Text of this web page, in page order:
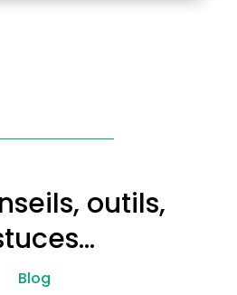
outils,
Blog